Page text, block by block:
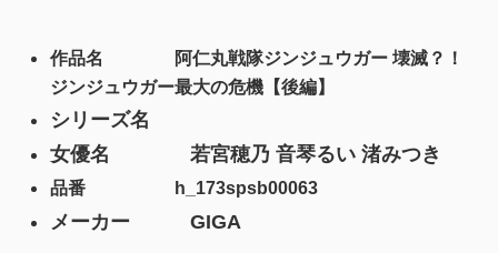
作品名 阿仁丸戦隊ジンジュウガー 壊滅？！
ジンジュウガー最大の危機【後編】
シリーズ名
女優名 若宮穂乃 音琴るい 渚みつき
品番 h_173spsb00063
メーカー GIGA